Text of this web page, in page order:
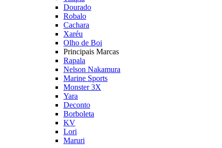
Dourado
Robalo
Cachara
Xaréu
Olho de Boi
Principais Marcas
Rapala
Nelson Nakamura
Marine Sports
Monster 3X
Yara
Deconto
Borboleta
KV
Lori
Maruri